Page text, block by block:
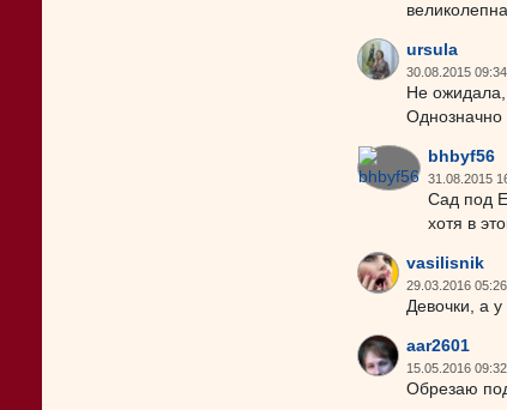
ursula
30.08.2015 09:34
Не ожидала,
bhbyf56
31.08.2015
Сад под
хотя в
vasilisnik
29.03.2016 05:26
Девочки, а у
aar2601
15.05.2016 09:32
Обрезаю